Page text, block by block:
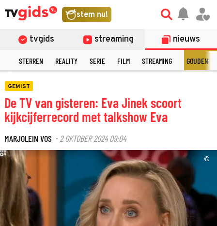
stem nu!
tvgids streaming nieuws
STERREN REALITY SERIE FILM STREAMING GOUDEN
GEMIST
De TV van gisteren: Eva Jinek scoort
kijkcijferrecord met talkshow Eva
MARJOLEIN VOS · 2 OKTOBER 2024 09:04
©